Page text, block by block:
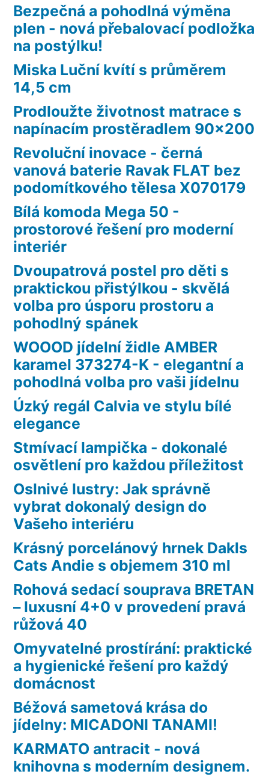
Bezpečná a pohodlná výměna
plen - nová přebalovací podložka
na postýlku!
Miska Luční kvítí s průměrem
14,5 cm
Prodloužte životnost matrace s
napínacím prostěradlem 90×200
Revoluční inovace - černá
vanová baterie Ravak FLAT bez
podomítkového tělesa X070179
Bílá komoda Mega 50 -
prostorové řešení pro moderní
interiér
Dvoupatrová postel pro děti s
praktickou přistýlkou - skvělá
volba pro úsporu prostoru a
pohodlný spánek
WOOOD jídelní židle AMBER
karamel 373274-K - elegantní a
pohodlná volba pro vaši jídelnu
Úzký regál Calvia ve stylu bílé
elegance
Stmívací lampička - dokonalé
osvětlení pro každou příležitost
Oslnivé lustry: Jak správně
vybrat dokonalý design do
Vašeho interiéru
Krásný porcelánový hrnek Dakls
Cats Andie s objemem 310 ml
Rohová sedací souprava BRETAN
– luxusní 4+0 v provedení pravá
růžová 40
Omyvatelné prostírání: praktické
a hygienické řešení pro každý
domácnost
Béžová sametová krása do
jídelny: MICADONI TANAMI!
KARMATO antracit - nová
knihovna s moderním designem.